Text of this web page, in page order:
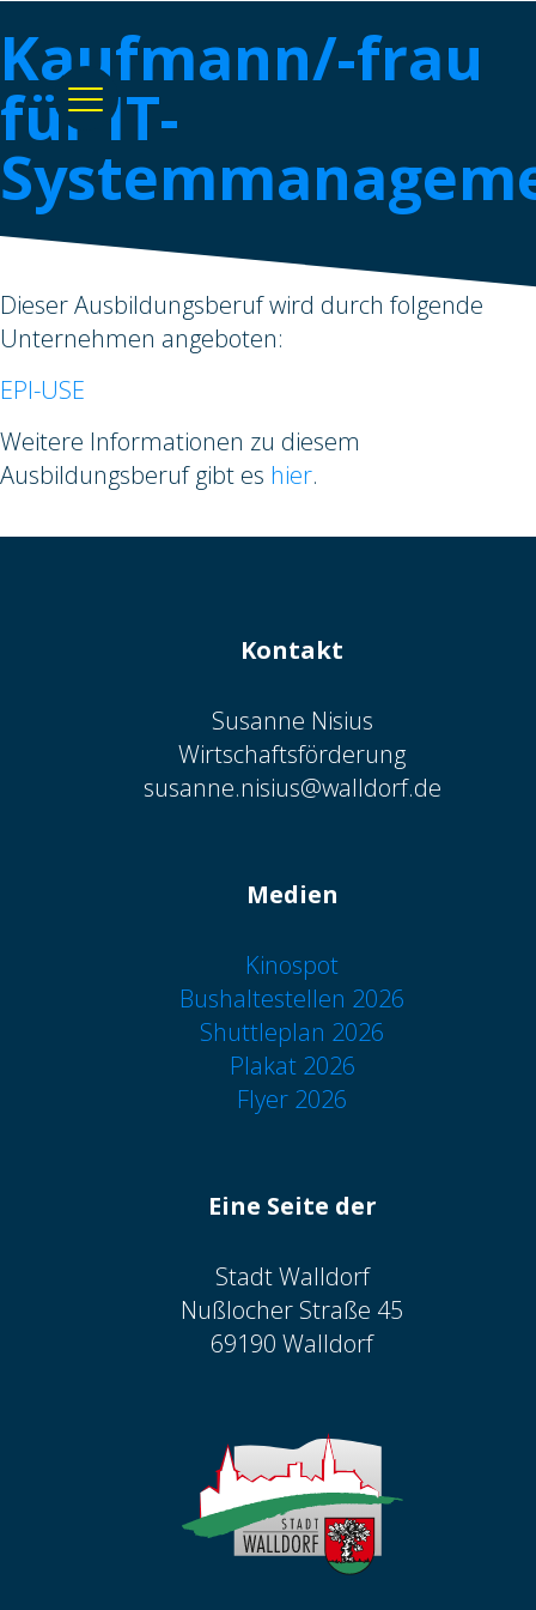
Kaufmann/-frau
für IT-
Dieser Ausbildungsberuf wird durch folgende
Unternehmen angeboten:
EPI-USE
Weitere Informationen zu diesem
Ausbildungsberuf gibt es hier.
Kontakt
Susanne Nisius
Wirtschaftsförderung
susanne.nisius@walldorf.de
Medien
Kinospot
Bushaltestellen 2026
Shuttleplan 2026
Plakat 2026
Flyer 2026
Eine Seite der
Stadt Walldorf
Nußlocher Straße 45
69190 Walldorf